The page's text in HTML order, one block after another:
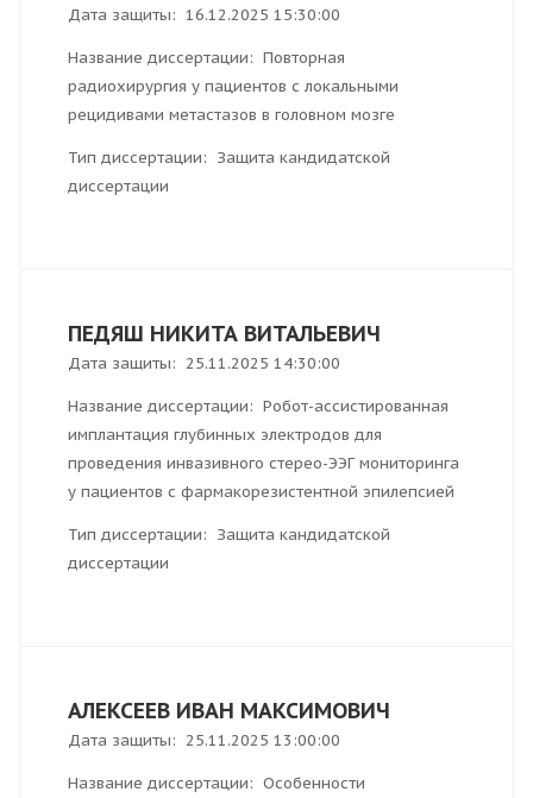
Дата защиты: 16.12.2025 15:30:00
Название диссертации: Повторная
радиохирургия у пациентов с локальными
рецидивами метастазов в головном мозге
Тип диссертации: Защита кандидатской
диссертации
ПЕДЯШ НИКИТА ВИТАЛЬЕВИЧ
Дата защиты: 25.11.2025 14:30:00
Название диссертации: Робот-ассистированная
имплантация глубинных электродов для
проведения инвазивного стерео-ЭЭГ мониторинга
у пациентов с фармакорезистентной эпилепсией
Тип диссертации: Защита кандидатской
диссертации
АЛЕКСЕЕВ ИВАН МАКСИМОВИЧ
Дата защиты: 25.11.2025 13:00:00
Название диссертации: Особенности